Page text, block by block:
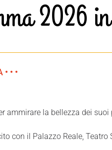
2026
• •
ammirare la bellezza dei suoi
con il Palazzo Reale, Teatro